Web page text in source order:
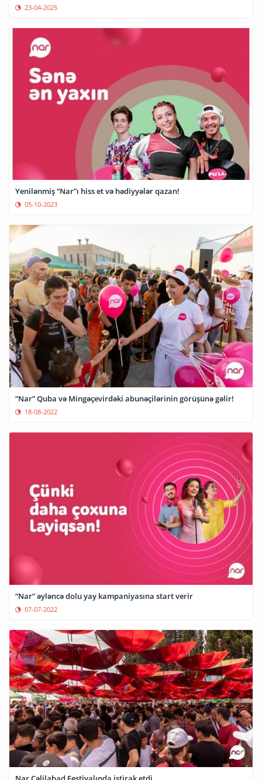
23-04-2025
Yenilənmiş “Nar”ı hiss et və hədiyyələr qazan!
05-10-2023
18-08-2022
07-07-2022